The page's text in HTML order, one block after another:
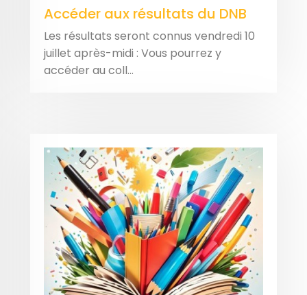
Accéder aux résultats du DNB
Les résultats seront connus vendredi 10
juillet après-midi : Vous pourrez y
accéder au coll...